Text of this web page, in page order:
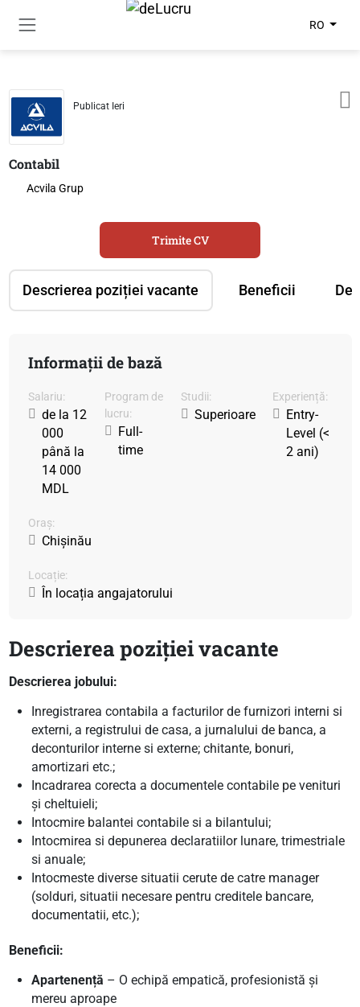
RO
Publicat Ieri
Contabil
Acvila Grup
Descrierea poziției vacante Beneficii
Trimite CV
Informații de bază
Salariu:
de la 12
000
până la
14 000
MDL
Program de
lucru:
Full-
time
Studii:
Superioare
Experiență:
Entry-
Level (<
2 ani)
Oraș:
Chișinău
Locație:
În locația angajatorului
Descrierea poziției vacante
Descrierea jobului:
Inregistrarea contabila a facturilor de furnizori interni si
externi, a registrului de casa, a jurnalului de banca, a
deconturilor interne si externe; chitante, bonuri,
amortizari etc.;
Incadrarea corecta a documentele contabile pe venituri
și cheltuieli;
Intocmire balantei contabile si a bilantului;
Intocmirea si depunerea declaratiilor lunare, trimestriale
si anuale;
Intocmeste diverse situatii cerute de catre manager
(solduri, situatii necesare pentru creditele bancare,
documentatii, etc.);
Beneficii:
Apartenență – O echipă empatică, profesionistă și
mereu aproape